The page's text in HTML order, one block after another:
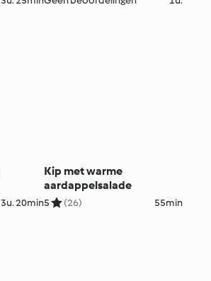
3u. 20min
Kip met warme
aardappelsalade
5 (26) 55min